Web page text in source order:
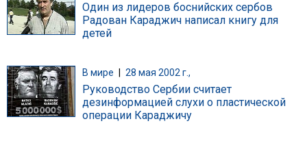
Один из лидеров боснийских сербов
Радован Караджич написал книгу для
детей
В мире | 28 мая 2002 г.,
Руководство Сербии считает
дезинформацией слухи о пластической
операции Караджичу